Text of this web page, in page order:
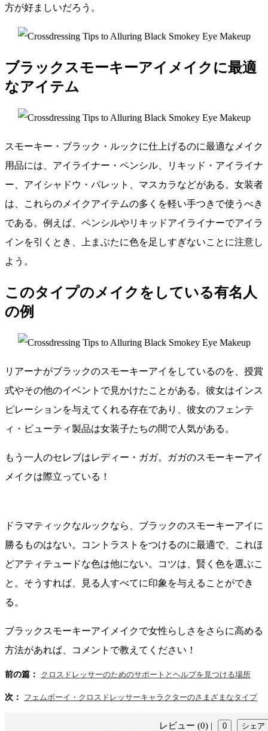
方が好ましいだろう。
ブラックスモーキーアイメイクに最適
なアイテム
スモーキー・ブラック・ルックに仕上げるのに最適なメイク
用品には、アイライナー・ペンシル、リキッド・アイライナ
ー、アイシャドウ・パレット、マスカラなどがある。女装者
は、これらのメイクアイテムの多くを軽い手つきで使うべき
である。例えば、ペンシルやリキッドアイライナーでアイラ
インを引くとき、上まぶたに色を足しすぎないことに注意し
よう。
このタイプのメイクをしている有名人
の例
リアーナがブラックのスモーキーアイをしているのを、授賞
式やその他のイベントで見かけたことがある。彼女はインス
ピレーションを与えてくれる存在であり、彼女のフェンテ
ィ・ビューティ製品は女装子たちの間で人気がある。
もう一人のセレブはレディー・ガガ。ガガのスモーキーアイ
メイクは際立っている！
ドラマティックなルックなら、ブラックのスモーキーアイに
勝るものはない。コントラストをつけるのに最適で、これほ
どアティテュードな色は他にない。コツは、賢く色を選ぶこ
と。そうすれば、見る人すべてに印象を与えることができ
る。
ブラックスモーキーアイメイクで女性らしさをさらに高める
方法があれば、コメントで教えてください！
前の篇： クロスドレッサーのためのサポートとヘルプを見つける場所
次： フェムボーイ・クロスドレッサーキャラクターのさまざまなタイプ
レビュー (0) | 0 シェア